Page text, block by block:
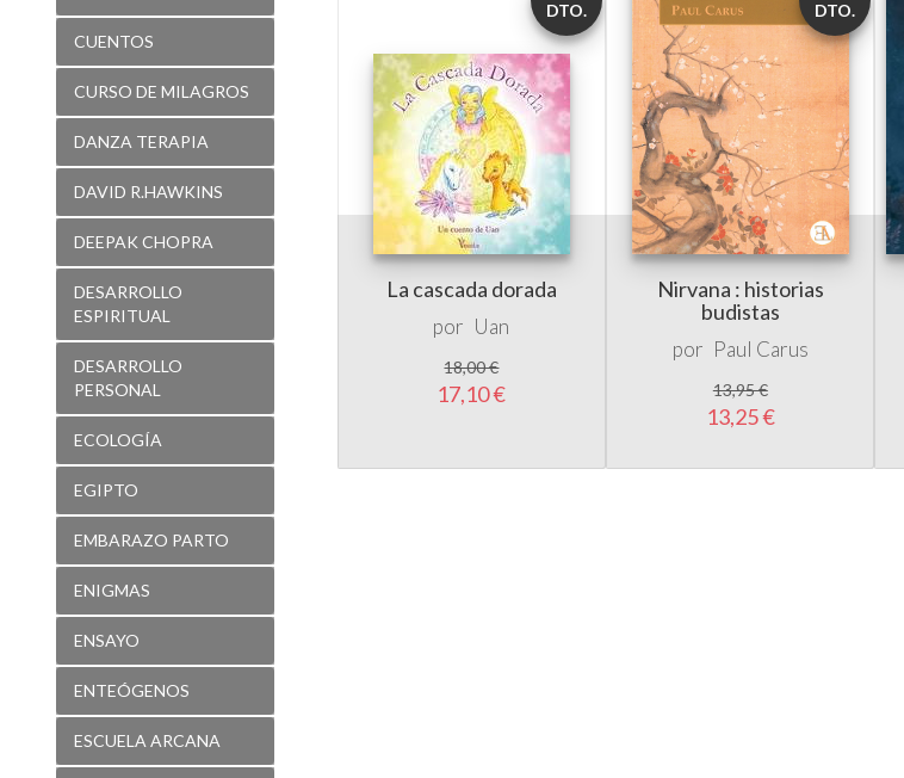
CUENTOS
CURSO DE MILAGROS
DANZA TERAPIA
DAVID R.HAWKINS
DEEPAK CHOPRA
DESARROLLO
ESPIRITUAL
DESARROLLO
PERSONAL
ECOLOGÍA
EGIPTO
EMBARAZO PARTO
ENIGMAS
ENSAYO
ENTEÓGENOS
ESCUELA ARCANA
La cascada dorada
por Uan
18,00 €
17,10 €
DTO.
Nirvana : historias
budistas
por Paul Carus
13,95 €
13,25 €
DTO.